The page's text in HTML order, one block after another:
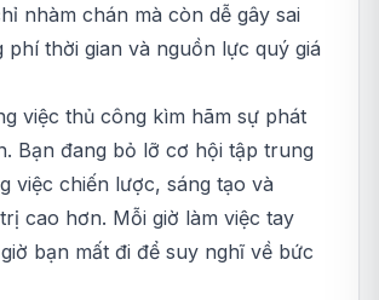
nhàm chán mà còn dễ gây sai
phí thời gian và nguồn lực quý giá
việc thủ công kìm hãm sự phát
Bạn đang bỏ lỡ cơ hội tập trung
việc chiến lược, sáng tạo và
cao hơn. Mỗi giờ làm việc tay
bạn mất đi để suy nghĩ về bức